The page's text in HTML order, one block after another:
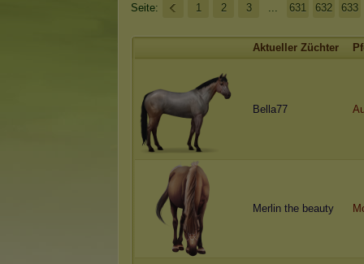
Seite: 1 2 3 ... 631 632 633
Aktueller Züchter
Bella77
Merlin the beauty